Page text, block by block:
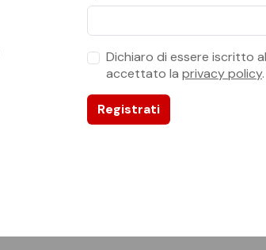
Dichiaro di essere iscritto
accettato la privacy policy
Registrati